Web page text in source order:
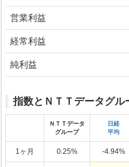
営業利益
経常利益
純利益
指数とＮＴＴデータグル
ＮＴＴデータ
グループ
日経
平均
1ヶ月 0.25% -4.94%